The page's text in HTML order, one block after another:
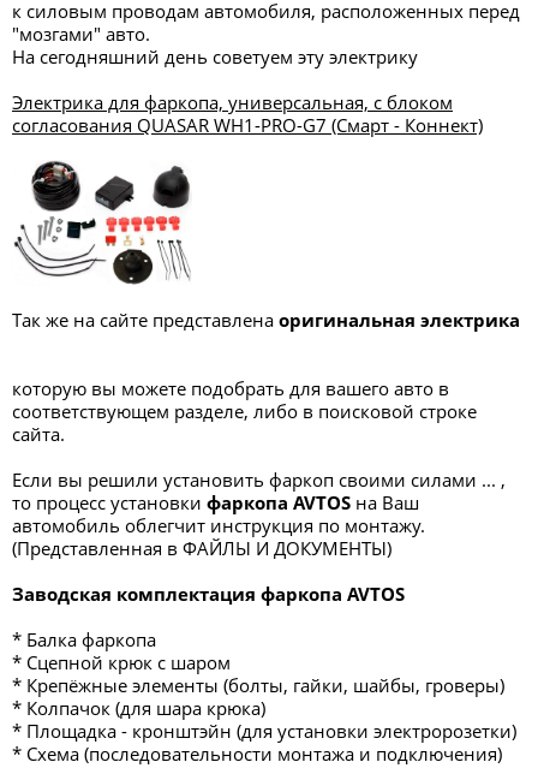
к силовым проводам автомобиля, расположенных перед
"мозгами" авто.
На сегодняшний день советуем эту электрику
Электрика для фаркопа, универсальная, с блоком
согласования QUASAR WH1-PRO-G7 (Смарт - Коннект)
Так же на сайте представлена оригинальная электрика
которую вы можете подобрать для вашего авто в
соответствующем разделе, либо в поисковой строке
сайта.
Если вы решили установить фаркоп своими силами ... ,
то процесс установки фаркопа AVTOS на Ваш
автомобиль облегчит инструкция по монтажу.
(Представленная в ФАЙЛЫ И ДОКУМЕНТЫ)
Заводская комплектация фаркопа AVTOS
* Балка фаркопа
* Сцепной крюк с шаром
* Крепёжные элементы (болты, гайки, шайбы, гроверы)
* Колпачок (для шара крюка)
* Площадка - кронштэйн (для установки электророзетки)
* Схема (последовательности монтажа и подключения)